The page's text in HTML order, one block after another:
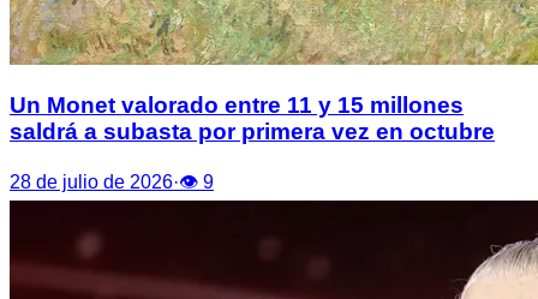
Un Monet valorado entre 11 y 15 millones
saldrá a subasta por primera vez en octubre
28 de julio de 2026·👁 9